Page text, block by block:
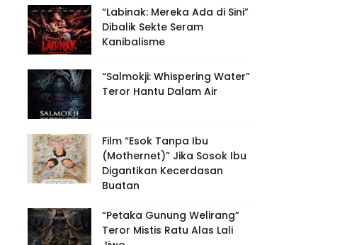
“Labinak: Mereka Ada di Sini”
Dibalik Sekte Seram
Kanibalisme
“Salmokji: Whispering Water”
Teror Hantu Dalam Air
Film “Esok Tanpa Ibu
(Mothernet)” Jika Sosok Ibu
Digantikan Kecerdasan
Buatan
“Petaka Gunung Welirang”
Teror Mistis Ratu Alas Lali